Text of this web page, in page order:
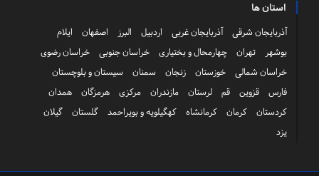
استان ها
آذربایجان شرقی آذربایجان غربی اردبیل البرز اصفهان
ایلام
بوشهر
تهران چهارمحال و بختیاری خراسان جنوبی
خراسان رضوی
خراسان شمالی
خوزستان زنجان سمنان
سیستان و بلوچستان
فارس
قزوین قم لرستان مازندران مرکزی هرمزگان
همدان
کردستان
کرمان کرمانشاه کهگیلویه و بویراحمد گلستان
گیلان
یزد